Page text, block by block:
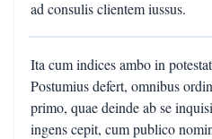
ad consulis clientem iussus.
Ita cum indices ambo in
Postumius defert, omnibus
primo, quae deinde ab se
ingens cepit, cum publico